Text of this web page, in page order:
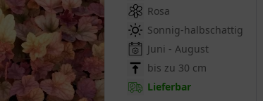
Rosa
Sonnig-halbschattig
Juni - August
bis zu 30 cm
Lieferbar